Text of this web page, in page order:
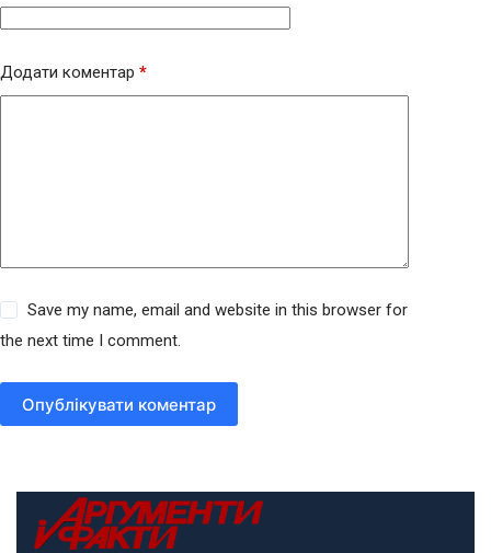
Додати коментар *
Save my name, email and website in this browser for
the next time I comment.
Опублікувати коментар